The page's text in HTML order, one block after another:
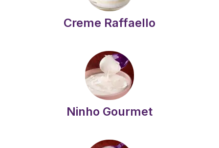
Creme Raffaello
Ninho Gourmet